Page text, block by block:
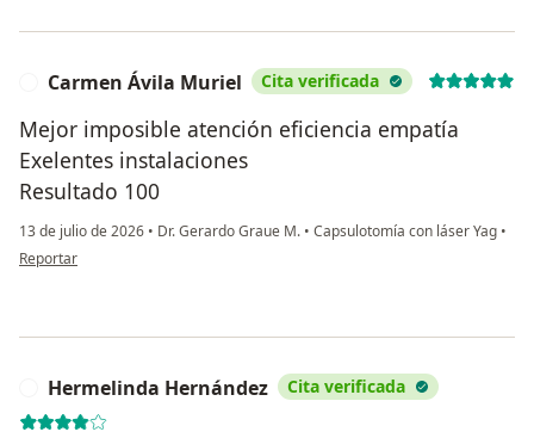
Carmen Ávila Muriel Cita verificada
Mejor imposible atención eficiencia empatía
Exelentes instalaciones
Resultado 100
13 de julio de 2026 • Dr. Gerardo Graue M. • Capsulotomía con láser Yag •
en opinión del usuario Carmen Ávila Muriel
Reportar
Hermelinda Hernández Cita verificada